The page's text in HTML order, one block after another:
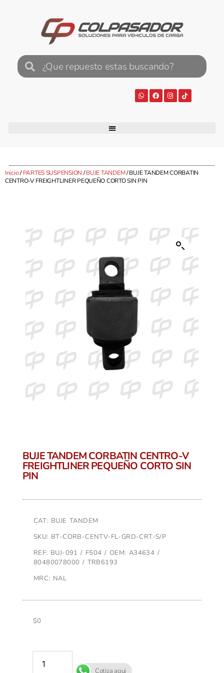
Inicio/PARTES SUSPENSION /BUJE TANDEM/ BUJE TANDEM CORBATIN
CENTRO-V FREIGHTLINER PEQUEÑO CORTO SIN PIN
BUJE TANDEM CORBATIN CENTRO-V
FREIGHTLINER PEQUEÑO CORTO SIN
PIN
CAT: BUJE TANDEM
SKU: BT-CORB-CENTV-FL-GRD-CRT-S/P
REF: BUJ-091 / F504 / OEM: A34634 /
80480078000 / TRB6193
MRC: NAL
$0
Cotiza aqui